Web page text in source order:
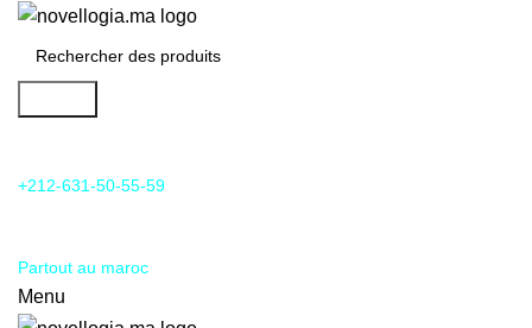
+212-631-50-55-59
Partout au maroc
Menu